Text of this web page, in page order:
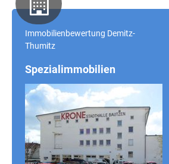
Immobilienbewertung Demitz-
Thumitz
Spezialimmobilien